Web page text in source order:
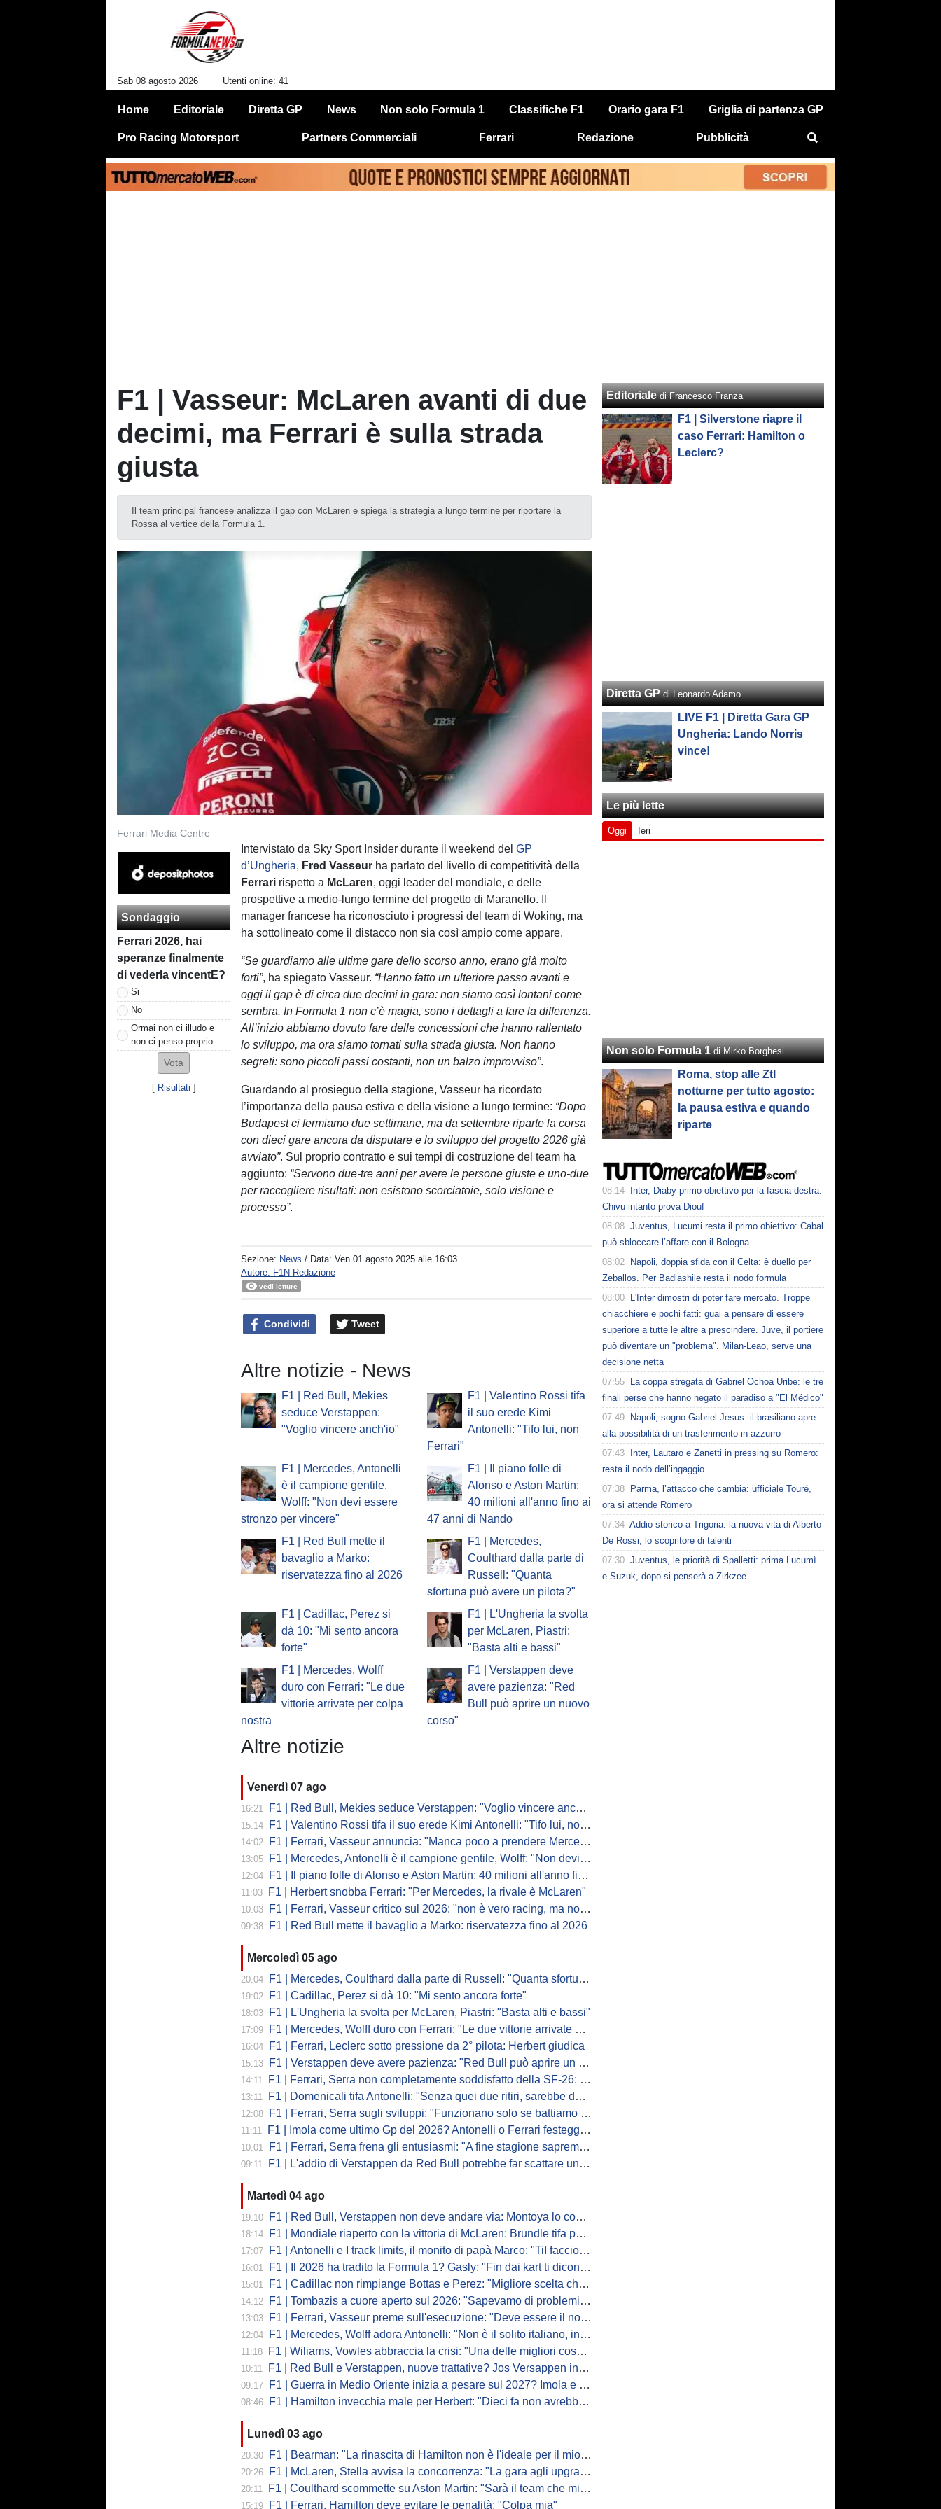
Sab 08 agosto 2026 Utenti online: 41
Home Editoriale Diretta GP News Non solo Formula 1 Classifiche F1 Orario gara F1 Griglia di partenza GP
Pro Racing Motorsport Partners Commerciali Ferrari Redazione Pubblicità
F1 | Vasseur: McLaren avanti di due
decimi, ma Ferrari è sulla strada
giusta
Il team principal francese analizza il gap con McLaren e spiega la strategia a lungo termine per riportare la
Rossa al vertice della Formula 1.
Ferrari Media Centre
Sondaggio
Ferrari 2026, hai
speranze finalmente
di vederla vincentE?
Si
No
Ormai non ci illudo e
non ci penso proprio
[ Risultati ]
Intervistato da Sky Sport Insider durante il weekend delGP
d’Ungheria, Fred Vasseur ha parlato del livello di competitività della
Ferrari rispetto a McLaren, oggi leader del mondiale, e delle
prospettive a medio-lungo termine del progetto di Maranello. Il
manager francese ha riconosciuto i progressi del team di Woking, ma
ha sottolineato come il distacco non sia così ampio come appare.
“Se guardiamo alle ultime gare dello scorso anno, erano già molto
forti”, ha spiegato Vasseur. “Hanno fatto un ulteriore passo avanti e
oggi il gap è di circa due decimi in gara: non siamo così lontani come
sembra. In Formula 1 non c’è magia, sono i dettagli a fare la differenza.
All’inizio abbiamo dovuto fare delle concessioni che hanno rallentato
lo sviluppo, ma ora siamo tornati sulla strada giusta. Non hanno
segreti: sono piccoli passi costanti, non un balzo improvviso”.
Guardando al prosieguo della stagione, Vasseur ha ricordato
l’importanza della pausa estiva e della visione a lungo termine: “Dopo
Budapest ci fermiamo due settimane, ma da settembre riparte la corsa
con dieci gare ancora da disputare e lo sviluppo del progetto 2026 già
avviato”. Sul proprio contratto e sui tempi di costruzione del team ha
aggiunto: “Servono due-tre anni per avere le persone giuste e uno-due
per raccogliere risultati: non esistono scorciatoie, solo visione e
processo”.
Sezione: News / Data:Ven 01 agosto 2025 alle 16:03
Autore: F1N Redazione
vedi letture
Condividi Tweet
Altre notizie - News
F1 | Red Bull, Mekies
seduce Verstappen:
"Voglio vincere anch'io"
F1 | Valentino Rossi tifa
il suo erede Kimi
Antonelli: "Tifo lui, non
Ferrari"
F1 | Mercedes, Antonelli
è il campione gentile,
Wolff: "Non devi essere
stronzo per vincere"
F1 | Il piano folle di
Alonso e Aston Martin:
40 milioni all'anno fino ai
47 anni di Nando
F1 | Red Bull mette il
bavaglio a Marko:
riservatezza fino al 2026
F1 | Mercedes,
Coulthard dalla parte di
Russell: "Quanta
sfortuna può avere un pilota?"
F1 | Cadillac, Perez si
dà 10: "Mi sento ancora
forte"
F1 | L'Ungheria la svolta
per McLaren, Piastri:
"Basta alti e bassi"
F1 | Mercedes, Wolff
duro con Ferrari: "Le due
vittorie arrivate per colpa
nostra
F1 | Verstappen deve
avere pazienza: "Red
Bull può aprire un nuovo
corso"
Altre notizie
Venerdì 07 ago
16:21 F1 | Red Bull, Mekies seduce Verstappen: "Voglio vincere anch'io"
15:14 F1 | Valentino Rossi tifa il suo erede Kimi Antonelli: "Tifo lui, non Ferrari"
14:02 F1 | Ferrari, Vasseur annuncia: "Manca poco a prendere Mercedes, ma non basterà l'ADUO"
13:05 F1 | Mercedes, Antonelli è il campione gentile, Wolff: "Non devi essere stronzo per vincere"
12:04 F1 | Il piano folle di Alonso e Aston Martin: 40 milioni all'anno fino ai 47 anni di Nando
11:03 F1 | Herbert snobba Ferrari: "Per Mercedes, la rivale è McLaren"
10:03 F1 | Ferrari, Vasseur critico sul 2026: "non è vero racing, ma non è artificiale"
09:38 F1 | Red Bull mette il bavaglio a Marko: riservatezza fino al 2026
Mercoledì 05 ago
20:04 F1 | Mercedes, Coulthard dalla parte di Russell: "Quanta sfortuna può avere un pilota?"
19:02 F1 | Cadillac, Perez si dà 10: "Mi sento ancora forte"
18:03 F1 | L'Ungheria la svolta per McLaren, Piastri: "Basta alti e bassi"
17:09 F1 | Mercedes, Wolff duro con Ferrari: "Le due vittorie arrivate per colpa nostra
16:04 F1 | Ferrari, Leclerc sotto pressione da 2° pilota: Herbert giudica
15:13 F1 | Verstappen deve avere pazienza: "Red Bull può aprire un nuovo corso"
14:11 F1 | Ferrari, Serra non completamente soddisfatto della SF-26: "Non è solo la mia macchina"
13:11 F1 | Domenicali tifa Antonelli: "Senza quei due ritiri, sarebbe davanti di tanto"
12:08 F1 | Ferrari, Serra sugli sviluppi: "Funzionano solo se battiamo gli altri"
11:11 F1 | Imola come ultimo Gp del 2026? Antonelli o Ferrari festeggiano il titolo in casa...
10:01 F1 | Ferrari, Serra frena gli entusiasmi: "A fine stagione sapremo se SF-26 è forte"
09:11 F1 | L'addio di Verstappen da Red Bull potrebbe far scattare un domino: ne parla Fittipaldi
Martedì 04 ago
19:10 F1 | Red Bull, Verstappen non deve andare via: Montoya lo convince
18:14 F1 | Mondiale riaperto con la vittoria di McLaren: Brundle tifa papaya
17:07 F1 | Antonelli e I track limits, il monito di papà Marco: "TiI faccio fare la fine della gallina"
16:01 F1 | Il 2026 ha tradito la Formula 1? Gasly: "Fin dai kart ti dicono di non alzare il piede dal gas"
15:01 F1 | Cadillac non rimpiange Bottas e Perez: "Migliore scelta che potessimo fare"
14:12 F1 | Tombazis a cuore aperto sul 2026: "Sapevamo di problemi, ma serviva un accordo"
13:03 F1 | Ferrari, Vasseur preme sull'esecuzione: "Deve essere il nostro punto di forza"
12:04 F1 | Mercedes, Wolff adora Antonelli: "Non è il solito italiano, in bolla quando guida"
11:18 F1 | Wiliams, Vowles abbraccia la crisi: "Una delle migliori cose che potevano capitare"
10:11 F1 | Red Bull e Verstappen, nuove trattative? Jos Versappen insorge contro i giornalisti
09:17 F1 | Guerra in Medio Oriente inizia a pesare sul 2027? Imola e Barcellona osservano
08:46 F1 | Hamilton invecchia male per Herbert: "Dieci fa non avrebbe preso queste penalità"
Lunedì 03 ago
20:30 F1 | Bearman: "La rinascita di Hamilton non è l'ideale per il mio futuro in Ferrari"
20:26 F1 | McLaren, Stella avvisa la concorrenza: "La gara agli upgrade è appena iniziata"
20:11 F1 | Coulthard scommette su Aston Martin: "Sarà il team che migliorerà di più"
15:19 F1 | Ferrari, Hamilton deve evitare le penalità: "Colpa mia"
Editoriale di Francesco Franza
F1 | Silverstone riapre il
caso Ferrari: Hamilton o
Leclerc?
Diretta GP di Leonardo Adamo
LIVE F1 | Diretta Gara GP
Ungheria: Lando Norris
vince!
Le più lette
Oggi Ieri
Non solo Formula 1 di Mirko Borghesi
Roma, stop alle Ztl
notturne per tutto agosto:
la pausa estiva e quando
riparte
08:14
Inter, Diaby primo obiettivo per la fascia destra.
Chivu intanto prova Diouf
08:08 Juventus, Lucumi resta il primo obiettivo: Cabal
può sbloccare l’affare con il Bologna
08:02
Napoli, doppia sfida con il Celta: è duello per
Zeballos. Per Badiashile resta il nodo formula
08:00
L'Inter dimostri di poter fare mercato. Troppe
chiacchiere e pochi fatti: guai a pensare di essere
superiore a tutte le altre a prescindere. Juve, il portiere
può diventare un "problema". Milan-Leao, serve una
decisione netta
07:55
La coppa stregata di Gabriel Ochoa Uribe: le tre
finali perse che hanno negato il paradiso a "El Médico"
07:49
Napoli, sogno Gabriel Jesus: il brasiliano apre
alla possibilità di un trasferimento in azzurro
07:43
Inter, Lautaro e Zanetti in pressing su Romero:
resta il nodo dell’ingaggio
07:38
Parma, l’attacco che cambia: ufficiale Touré,
ora si attende Romero
07:34 Addio storico a Trigoria: la nuova vita di Alberto
De Rossi, lo scopritore di talenti
07:30 Juventus, le priorità di Spalletti: prima Lucumì
e Suzuk, dopo si penserà a Zirkzee